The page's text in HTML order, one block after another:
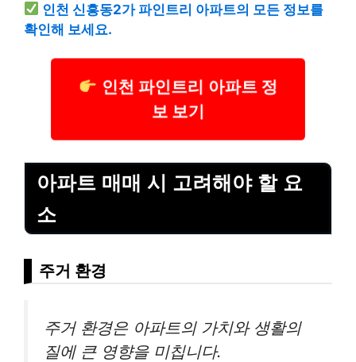
인천 신흥동2가 파인트리 아파트의 모든 정보를
확인해 보세요.
인천 파인트리 아파트 정
보 보기
아파트 매매 시 고려해야 할 요
소
주거 환경
주거 환경은 아파트의 가치와 생활의
질에 큰 영향을 미칩니다.